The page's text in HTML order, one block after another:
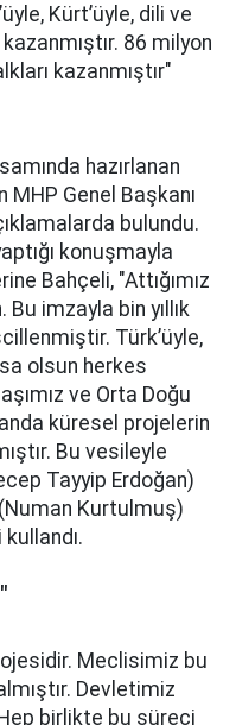
Kürt’üyle, dili ve
86 milyon
kazanmıştır"
hazırlanan
Genel Başkanı
bulundu.
konuşmayla
Bahçeli, "Attığımız
Bu imzayla bin yıllık
Türk’üyle,
olsun herkes
ve Orta Doğu
küresel projelerin
Bu vesileyle
Tayyip Erdoğan)
(Numan Kurtulmuş)
Meclisimiz bu
Devletimiz
birlikte bu süreci